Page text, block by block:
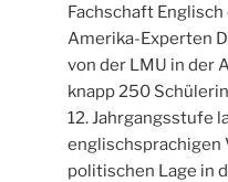
Fachschaft
Amerika-Experten
von der LMU in der
knapp 250
12. Jahrgangsstufe
englischsprachigen
politischen Lage in